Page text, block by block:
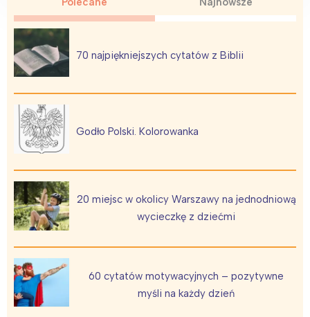
70 najpiękniejszych cytatów z Biblii
Godło Polski. Kolorowanka
20 miejsc w okolicy Warszawy na jednodniową
wycieczkę z dziećmi
60 cytatów motywacyjnych – pozytywne
myśli na każdy dzień
Warszawa
Łódź
Trójmiasto
Poznań
Wrocław
Kraków
Północ
Wybieram